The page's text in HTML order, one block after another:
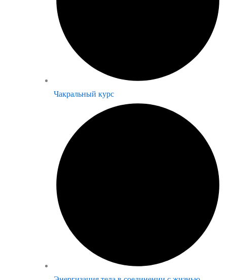
Чакральный курс